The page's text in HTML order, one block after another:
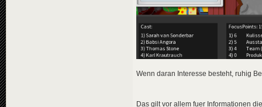
Wenn daran Interesse besteht, ruhig
Das gilt vor allem fuer Informationen